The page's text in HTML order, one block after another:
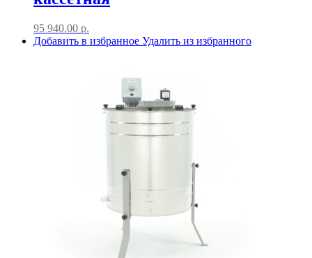
95 940.00 р.
Добавить в избранное Удалить из избранного